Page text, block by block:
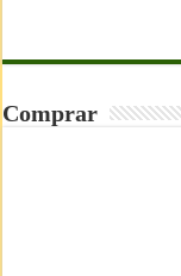
Comprar